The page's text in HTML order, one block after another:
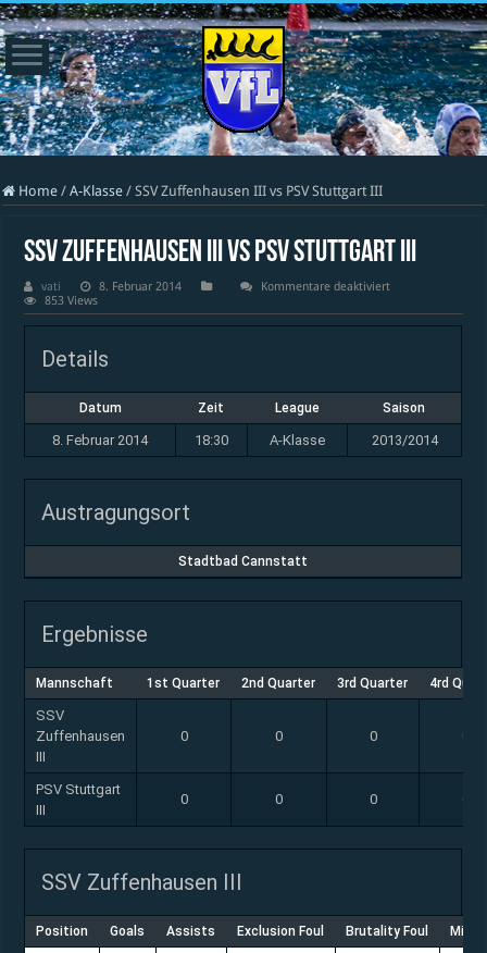
Home / A-Klasse / SSV Zuffenhausen III vs PSV Stuttgart III
SSV Zuffenhausen III vs PSV Stuttgart III
vati 8. Februar 2014 Kommentare deaktiviertfür
Zuffenhausen
III
853 Views
Details
Datum Zeit League Saison
8. Februar 2014 18:30 A-Klasse 2013/2014
Austragungsort
Stadtbad Cannstatt
Ergebnisse
Mannschaft 1st Quarter 2nd Quarter 3rd Quarter 4rd
SSV
Zuffenhausen
III
0 0 0 0
PSV Stuttgart
III
0 0 0 0
SSV Zuffenhausen III
Position Goals Assists Exclusion Foul Brutality Foul